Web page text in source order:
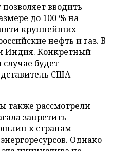
вводить
до 100 % на
крупнейших
нефть и газ. В
Индия. Конкретный
будет
США
также рассмотрели
запретить
к странам –
Однако